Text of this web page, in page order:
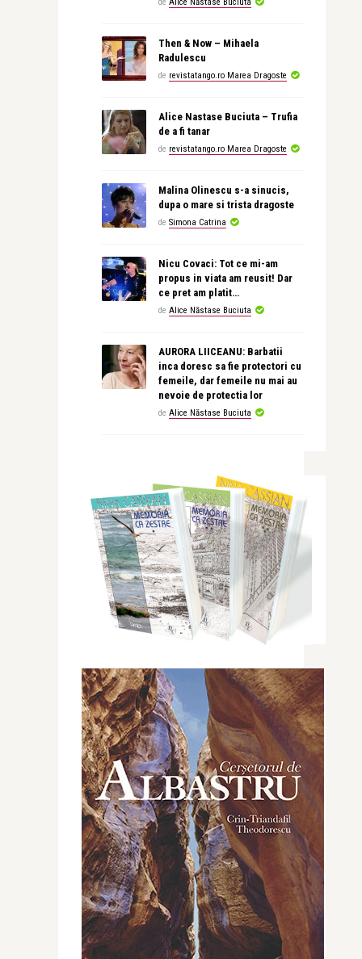
Then & Now – Mihaela
Radulescu
de revistatango.ro Marea Dragoste
Alice Nastase Buciuta – Trufia
de a fi tanar
de revistatango.ro Marea Dragoste
Malina Olinescu s-a sinucis,
dupa o mare si trista dragoste
de Simona Catrina
Nicu Covaci: Tot ce mi-am
propus in viata am reusit! Dar
ce pret am platit…
de Alice Năstase Buciuta
AURORA LIICEANU: Barbatii
inca doresc sa fie protectori cu
femeile, dar femeile nu mai au
nevoie de protectia lor
de Alice Năstase Buciuta